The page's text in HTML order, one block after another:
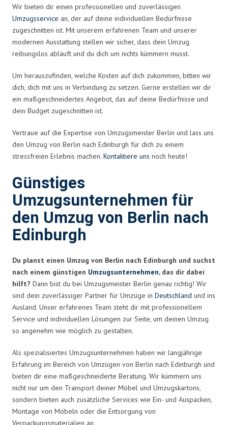
Wir bieten dir einen professionellen und zuverlässigen
Umzugsservice an, der auf deine individuellen Bedürfnisse
zugeschnitten ist. Mit unserem erfahrenen Team und unserer
modernen Ausstattung stellen wir sicher, dass dein Umzug
reibungslos abläuft und du dich um nichts kümmern musst.
Um herauszufinden, welche Kosten auf dich zukommen, bitten wir
dich, dich mit uns in Verbindung zu setzen. Gerne erstellen wir dir
ein maßgeschneidertes Angebot, das auf deine Bedürfnisse und
dein Budget zugeschnitten ist.
Vertraue auf die Expertise von Umzugsmeister Berlin und lass uns
den Umzug von Berlin nach Edinburgh für dich zu einem
stressfreien Erlebnis machen. Kontaktiere uns noch heute!
Günstiges
Umzugsunternehmen für
den Umzug von Berlin nach
Edinburgh
Du planst einen Umzug von Berlin nach Edinburgh und suchst
nach einem günstigen Umzugsunternehmen, das dir dabei
hilft? Dann bist du bei Umzugsmeister Berlin genau richtig! Wir
sind dein zuverlässiger Partner für Umzüge in Deutschland und ins
Ausland. Unser erfahrenes Team steht dir mit professionellem
Service und individuellen Lösungen zur Seite, um deinen Umzug
so angenehm wie möglich zu gestalten.
Als spezialisiertes Umzugsunternehmen haben wir langjährige
Erfahrung im Bereich von Umzügen von Berlin nach Edinburgh und
bieten dir eine maßgeschneiderte Beratung. Wir kümmern uns
nicht nur um den Transport deiner Möbel und Umzugskartons,
sondern bieten auch zusätzliche Services wie Ein- und Auspacken,
Montage von Möbeln oder die Entsorgung von
Verpackungsmaterialien an.